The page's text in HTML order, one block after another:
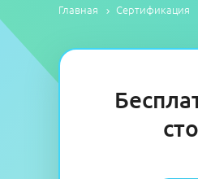
Главная Сертификация